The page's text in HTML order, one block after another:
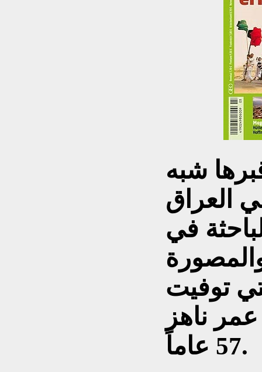
شبه
العراق
في
توفيت
1926 عن عمر ناهز
57 عاماً.